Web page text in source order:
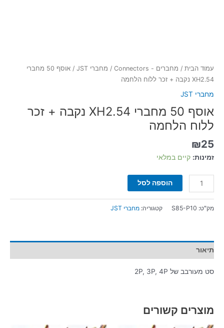
עמוד הבית / מחברים - Connectors / מחברי JST
/ אוסף 50 מחברי
XH2.54 נקבה + זכר ללוח הלחמה
מחברי JST
אוסף 50 מחברי XH2.54 נקבה + זכר
ללוח הלחמה
₪25
זמינות: קיים במלאי
הוספה לסל
מק"ט: S85-P10 קטגוריה: מחברי JST
תיאור
סט מעורבב של 2P, 3P, 4P
מוצרים קשורים